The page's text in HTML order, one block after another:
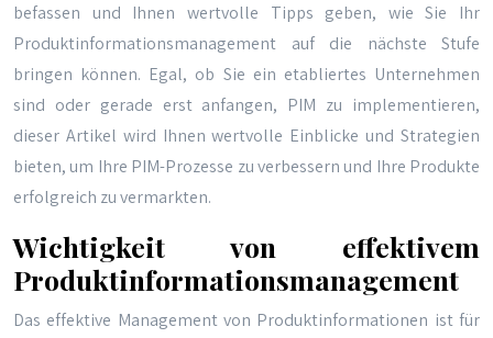
befassen und Ihnen wertvolle Tipps geben, wie Sie Ihr
Produktinformationsmanagement auf die nächste Stufe
bringen können. Egal, ob Sie ein etabliertes Unternehmen
sind oder gerade erst anfangen, PIM zu implementieren,
dieser Artikel wird Ihnen wertvolle Einblicke und Strategien
bieten, um Ihre PIM-Prozesse zu verbessern und Ihre Produkte
erfolgreich zu vermarkten.
Wichtigkeit von effektivem
Produktinformationsmanagement
Das effektive Management von Produktinformationen ist für